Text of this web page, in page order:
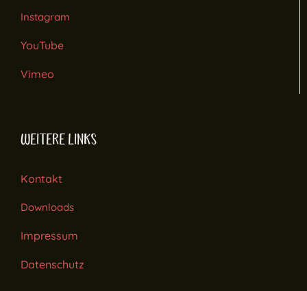
Instagram
YouTube
Vimeo
WEITERE LINKS
Kontakt
Downloads
Impressum
Datenschutz